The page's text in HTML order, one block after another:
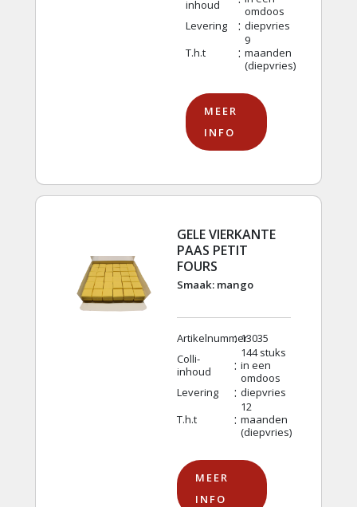
inhoud
omdoos
Levering
: diepvries
T.h.t
:
9
maanden
(diepvries)
MEER
INFO
GELE VIERKANTE
PAAS PETIT
FOURS
Smaak: mango
Artikelnummer
: 13035
Colli-
inhoud
:
144 stuks
in een
omdoos
Levering
: diepvries
T.h.t
:
12
maanden
(diepvries)
MEER
INFO